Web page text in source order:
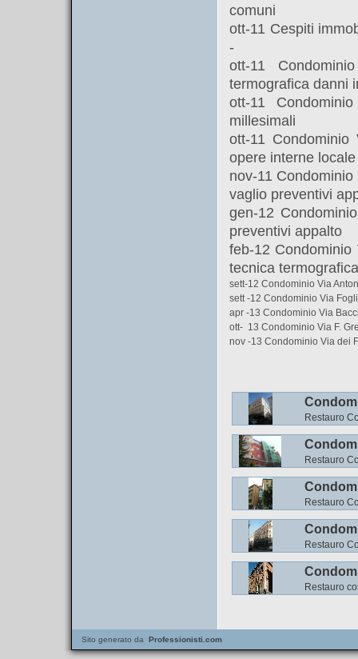
comuni
ott-11 Cespiti
-
ott-11
termografica danni
ott-11
millesimali
ott-11
opere interne
nov-11
vaglio preventivi
gen-12
preventivi appalto
feb-12
tecnica
sett-12 Condominio Via
sett -12 Condominio Via
apr -13 Condominio Via
ott- 13 Condominio Via F.
nov -13 Condominio Via dei
Restauro
Restauro
Restauro
Restauro
Restauro
Sito generato da Professionisti.com